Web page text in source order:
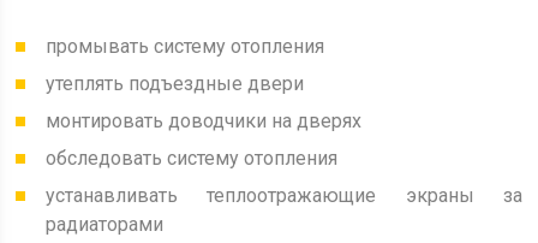
промывать систему отопления
утеплять подъездные двери
монтировать доводчики на дверях
обследовать систему отопления
устанавливать теплоотражающие экраны за
радиаторами